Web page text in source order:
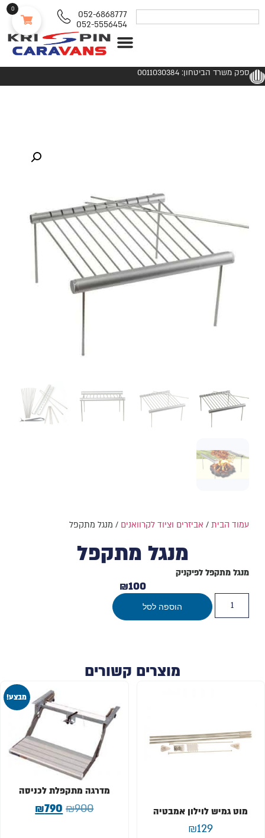
052-6868777
052-5556454
ספק משרד הביטחון: 0011030384
עמוד הבית/ אביזרים וציוד לקרוואנים / מנגל מתקפל
מנגל מתקפל
מנגל מתקפל לפיקניק
₪100
הוספה לסל
מוצרים קשורים
מוט גמיש לוילון אמבטיה
₪129
מבצע!
מדרגה מתקפלת לכניסה
₪900
₪790
0